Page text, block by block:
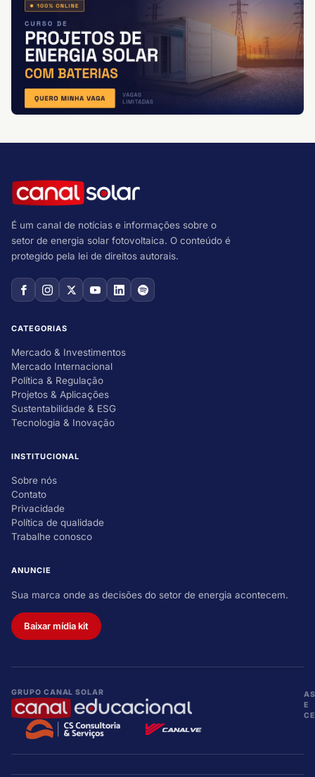
É um canal de notícias e informações sobre o
setor de energia solar fotovoltaica. O conteúdo é
protegido pela lei de direitos autorais.
CATEGORIAS
Mercado & Investimentos
Mercado Internacional
Política & Regulação
Projetos & Aplicações
Sustentabilidade & ESG
Tecnologia & Inovação
INSTITUCIONAL
Sobre nós
Contato
Privacidade
Política de qualidade
Trabalhe conosco
ANUNCIE
Sua marca onde as decisões do setor de energia acontecem.
Baixar mídia kit
GRUPO CANAL SOLAR
E